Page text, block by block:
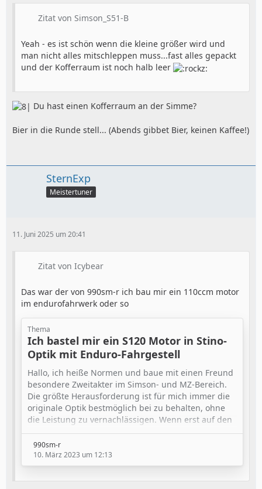
Zitat von Simson_S51-B
Yeah - es ist schön wenn die kleine größer wird und
man nicht alles mitschleppen muss...fast alles gepackt
und der Kofferraum ist noch halb leer
Du hast einen Kofferraum an der Simme?
Bier in die Runde stell... (Abends gibbet Bier, keinen Kaffee!)
SternExp
Meistertuner
11. Juni 2025 um 20:41
Zitat von Icybear
Das war der von 990sm-r ich bau mir ein 110ccm motor
im endurofahrwerk oder so
Thema
Ich bastel mir ein S120 Motor in Stino-
Optik mit Enduro-Fahrgestell
Hallo, ich heiße Normen und baue mit einen Freund
besondere Zweitakter im Simson- und MZ-Bereich.
Die größte Herausforderung ist für mich immer die
originale Optik bestmöglich bei zu behalten, ohne
die Leistung zu vernachlässigen. Wenn erst auf den
2. oder 3. Blick Unterschiede auffallen, dann haben
wir ordentlich gearbeitet.
990sm-r
10. März 2023 um 12:13